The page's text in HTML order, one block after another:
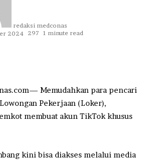
redaksi medconas
2024 297 1 minute read
Memudahkan para pencari
Pekerjaan (Loker),
membuat akun TikTok khusus
kini bisa diakses melalui media